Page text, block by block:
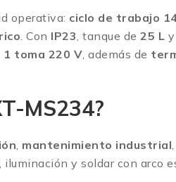
operativa: ciclo de trabajo
. Con IP23, tanque de 25 L y
1 toma 220 V, además de
MS234?
, mantenimiento industrial
y soldar con arco